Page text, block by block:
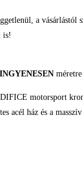
a vásárlástól
is!
INGYENESEN
motorsport
acél ház és a